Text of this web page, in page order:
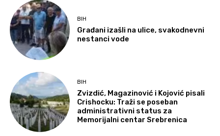
BIH
Građani izašli na ulice, svakodnevni
nestanci vode
BIH
Zvizdić, Magazinović i Kojović pisali
Crishocku: Traži se poseban
administrativni status za
Memorijalni centar Srebrenica